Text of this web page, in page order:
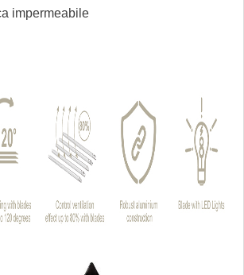
impermeabile